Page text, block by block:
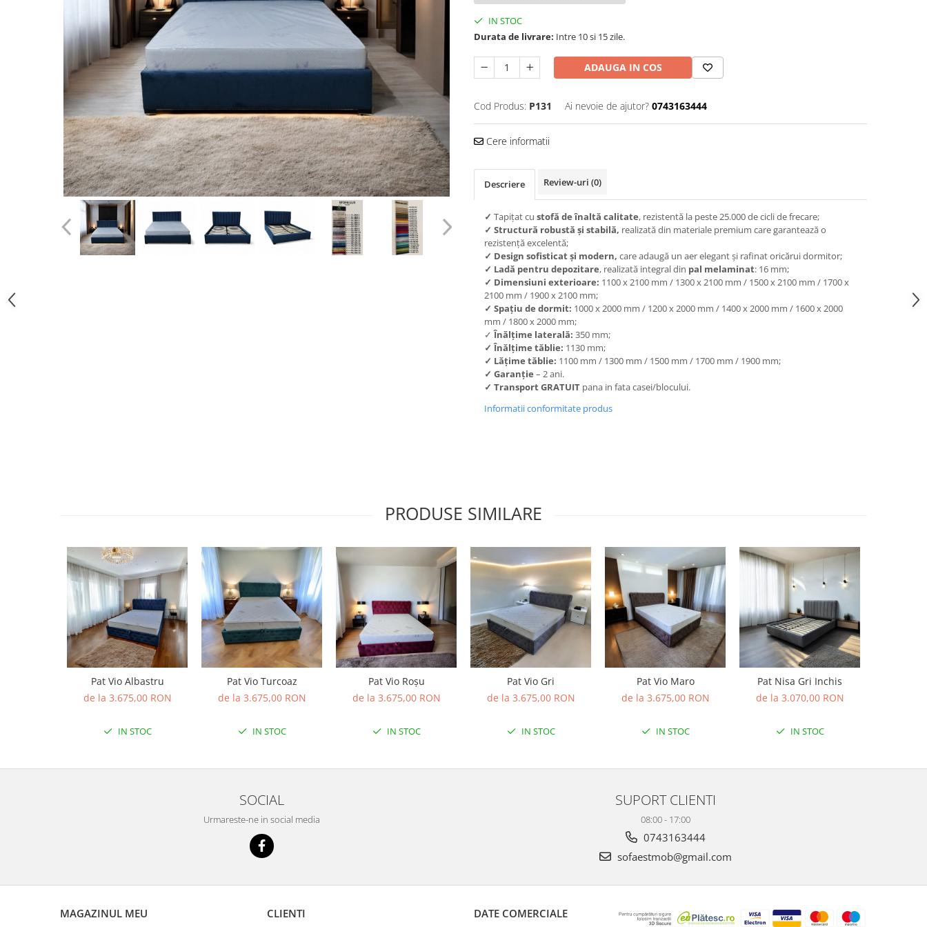
IN STOC
Durata de livrare: Intre 10 si 15 zile.
ADAUGA IN COS
Cod Produs: P131 Ai nevoie de ajutor? 0743163444
Cere informatii
Descriere Review-uri (0)
✓ Tapițat cu stofă de înaltă calitate, rezistentă la peste 25.000 de cicli de frecare;
✓ Structură robustă și stabilă, realizată din materiale premium care garantează o
rezistență excelentă;
✓ Design sofisticat și modern, care adaugă un aer elegant și rafinat oricărui dormitor;
✓ Ladă pentru depozitare, realizată integral din pal melaminat: 16 mm;
✓ Dimensiuni exterioare: 1100 x 2100 mm / 1300 x 2100 mm / 1500 x 2100 mm / 1700 x
2100 mm / 1900 x 2100 mm;
✓ Spațiu de dormit: 1000 x 2000 mm / 1200 x 2000 mm / 1400 x 2000 mm / 1600 x 2000
mm / 1800 x 2000 mm;
✓Înălțime laterală: 350 mm;
✓ Înălțime tăblie: 1130 mm;
✓ Lățime tăblie: 1100 mm / 1300 mm / 1500 mm / 1700 mm / 1900 mm;
✓ Garanție – 2 ani.
✓ Transport GRATUIT pana in fata casei/blocului.
Informatii conformitate produs
PRODUSE SIMILARE
Pat Vio Albastru
de la 3.675,00 RON
IN STOC
Pat Vio Turcoaz
de la 3.675,00 RON
IN STOC
Pat Vio Roșu
de la 3.675,00 RON
IN STOC
Pat Vio Gri
de la 3.675,00 RON
IN STOC
Pat Vio Maro
de la 3.675,00 RON
IN STOC
Pat Nisa Gri Inchis
de la 3.070,00 RON
IN STOC
SOCIAL
Urmareste-ne in social media
SUPORT CLIENTI
08:00 - 17:00
0743163444
sofaestmob@gmail.com
MAGAZINUL MEU CLIENTI DATE COMERCIALE